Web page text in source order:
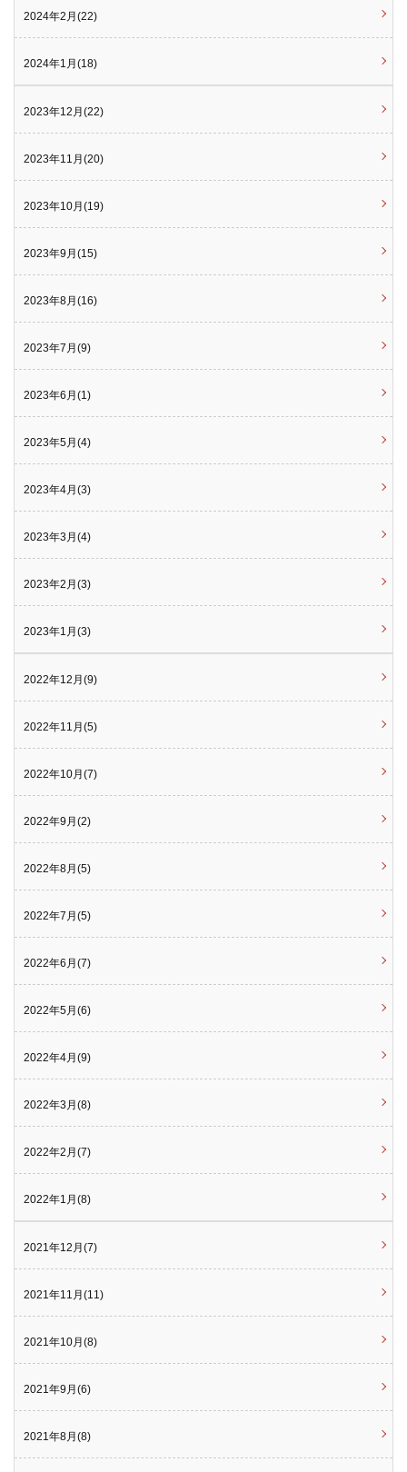
2024年2月(22)
2024年1月(18)
2023年12月(22)
2023年11月(20)
2023年10月(19)
2023年9月(15)
2023年8月(16)
2023年7月(9)
2023年6月(1)
2023年5月(4)
2023年4月(3)
2023年3月(4)
2023年2月(3)
2023年1月(3)
2022年12月(9)
2022年11月(5)
2022年10月(7)
2022年9月(2)
2022年8月(5)
2022年7月(5)
2022年6月(7)
2022年5月(6)
2022年4月(9)
2022年3月(8)
2022年2月(7)
2022年1月(8)
2021年12月(7)
2021年11月(11)
2021年10月(8)
2021年9月(6)
2021年8月(8)